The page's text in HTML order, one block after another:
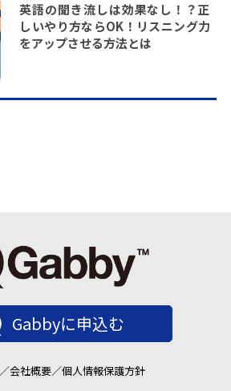
英語の聞き流しは効果なし！？正
しいやり方ならOK！リスニング力
をアップさせる方法とは
Gabbyに申込む
／会社概要／個人情報保護方針